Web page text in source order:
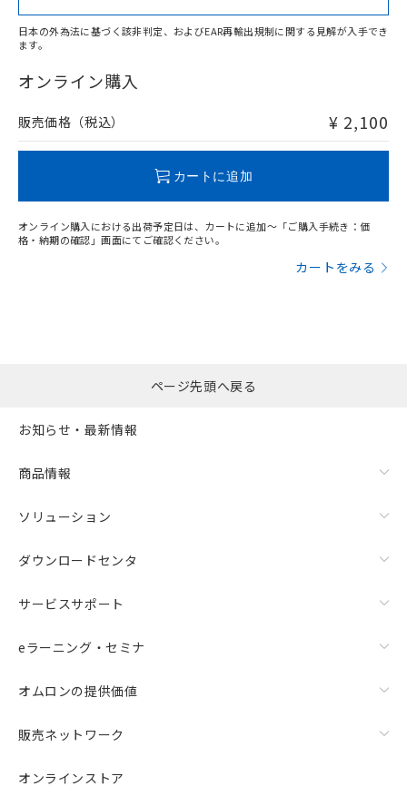
中国 RoHS表
Pb
X O
非含有品が必要な際は、弊社営業部門もしくは販売店へお
No No No No
日本の外為法に基づく該非判定、およびEAR再輸出規制に関する見解が入手でき
ます。
オンライン購入
販売価格（税込） ¥ 2,100
カートに追加
オンライン購入における出荷予定日は、カートに追加～「ご購入手続き：価
格・納期の確認」画面にてご確認ください。
カートをみる
ページ先頭へ戻る
お知らせ・最新情報
商品情報
ソリューション
ダウンロードセンタ
サービスサポート
eラーニング・セミナ
オムロンの提供価値
販売ネットワーク
オンラインストア